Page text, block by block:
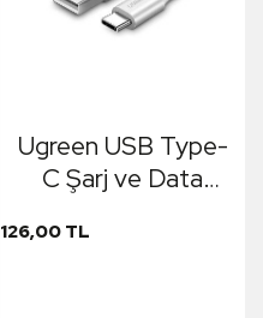
Ugreen USB Type-
C Şarj ve Data
126,00 TL